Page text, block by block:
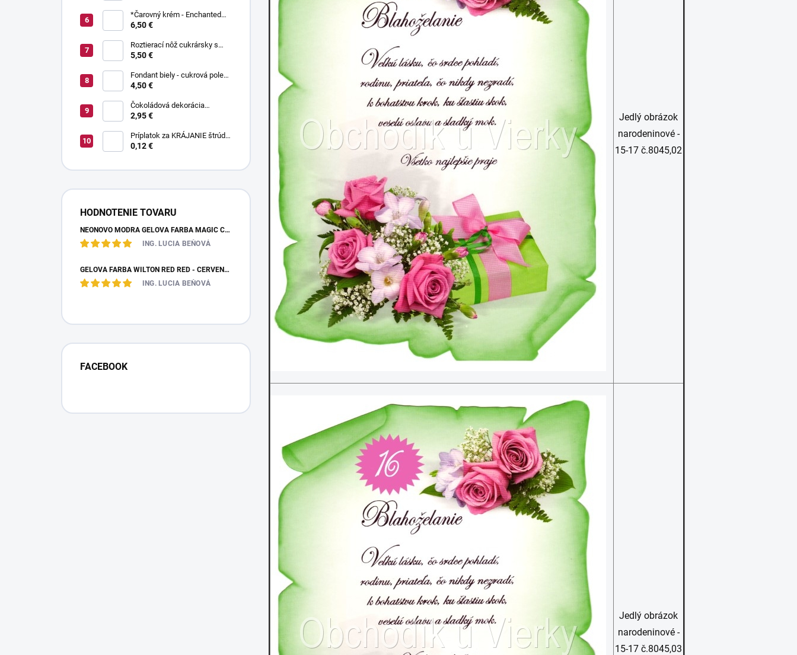
*Čarovný krém - Enchanted
Cream ® 450 g
6,50 €
Roztierací nôž cukrársky s
ohnutou čepeľou 37 cm
5,50 €
Fondant biely - cukrová poleva
800 g
4,50 €
Čokoládová dekorácia
pruhované paličky TWISTER
2,95 €
Príplatok za KRÁJANIE štrúdle
(1 ks) - zvoľte len pri osobnom
0,12 €
HODNOTENIE TOVARU
NEÓNOVO MODRÁ GELOVÁ FARBA MAGIC COLOURS – JEDLÁ FARBA 32G
ING. LUCIA BEŇOVÁ
GÉLOVÁ FARBA WILTON RED RED - ČERVENÁ 28,35 G
ING. LUCIA BEŇOVÁ
FACEBOOK
Jedlý obrázok
narodeninové -
15-17 č.8045,02
Jedlý obrázok
narodeninové -
15-17 č.8045,03